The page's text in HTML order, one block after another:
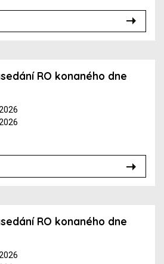
RO konaného dne
RO konaného dne